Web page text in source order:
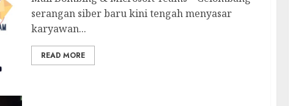
serangan siber baru kini tengah menyasar
karyawan...
READ MORE